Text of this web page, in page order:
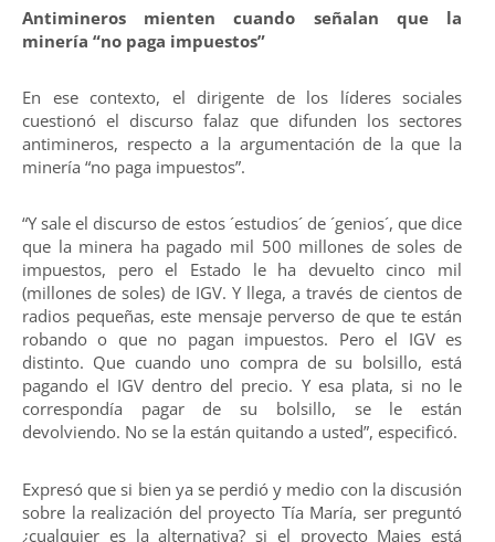
Antimineros mienten cuando señalan que la
minería “no paga impuestos”
En ese contexto, el dirigente de los líderes sociales
cuestionó el discurso falaz que difunden los sectores
antimineros, respecto a la argumentación de la que la
minería “no paga impuestos”.
“Y sale el discurso de estos ´estudios´ de ´genios´, que dice
que la minera ha pagado mil 500 millones de soles de
impuestos, pero el Estado le ha devuelto cinco mil
(millones de soles) de IGV. Y llega, a través de cientos de
radios pequeñas, este mensaje perverso de que te están
robando o que no pagan impuestos. Pero el IGV es
distinto. Que cuando uno compra de su bolsillo, está
pagando el IGV dentro del precio. Y esa plata, si no le
correspondía pagar de su bolsillo, se le están
devolviendo. No se la están quitando a usted”, especificó.
Expresó que si bien ya se perdió y medio con la discusión
sobre la realización del proyecto Tía María, ser preguntó
¿cualquier es la alternativa? si el proyecto Majes está